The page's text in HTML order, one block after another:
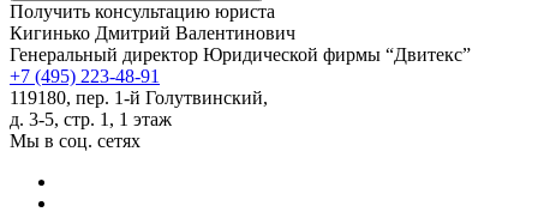
Получить консультацию юриста
Кигинько Дмитрий Валентинович
Генеральный директор Юридической фирмы “Двитекс”
+7 (495) 223-48-91
119180, пер. 1-й Голутвинский,
д. 3-5, стр. 1, 1 этаж
Мы в соц. сетях